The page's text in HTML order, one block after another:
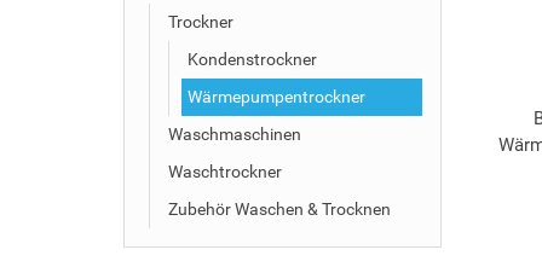
Trockner
Kondenstrockner
Wärmepumpentrockner
Waschmaschinen
Waschtrockner
Zubehör Waschen & Trocknen